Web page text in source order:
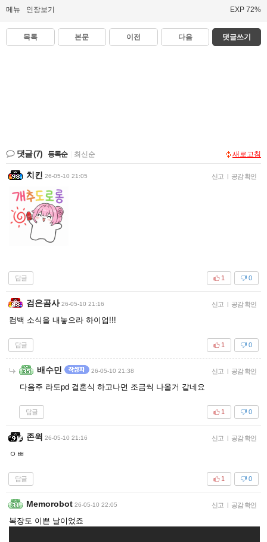
메뉴 인장보기 EXP 72%
목록 본문 이전 다음 댓글쓰기
댓글(7) 등록순 최신순 새로고침
치킨 26-05-10 21:05 신고 | 공감 확인
답글 0
1
검은곰사 26-05-10 21:16 신고 | 공감 확인
컴백 소식을 내놓으라 하이업!!!
답글 0
1
배수민 26-05-10 21:38 신고 | 공감 확인
다음주 라도pd 결혼식 하고나면 조금씩 나올거 같네요
답글 0
1
존윅 26-05-10 21:16 신고 | 공감 확인
ㅇㅃ
답글 0
1
Memorobot 26-05-10 22:05 신고 | 공감 확인
복장도 이쁜 날이었죠